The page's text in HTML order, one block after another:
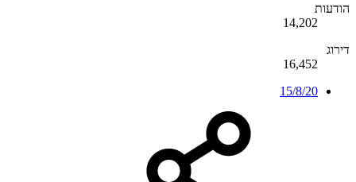
הודעות
14,202
דירוג
16,452
15/8/20